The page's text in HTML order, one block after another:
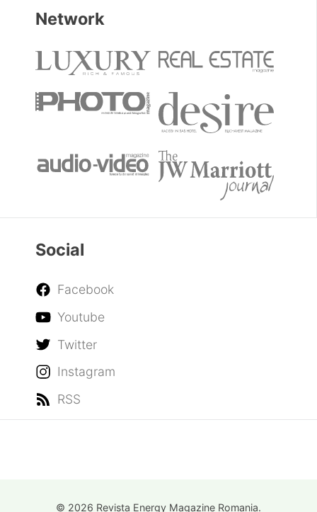
Network
Social
Facebook
Youtube
Twitter
Instagram
RSS
© 2026 Revista Energy Magazine Romania.